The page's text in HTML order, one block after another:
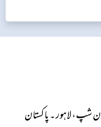
شپ، لاہور ۔ پاکستان